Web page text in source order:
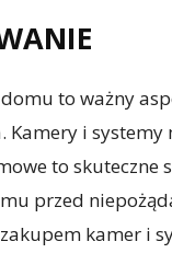
to ważny
Kamery i
to skuteczne
przed
kamer i